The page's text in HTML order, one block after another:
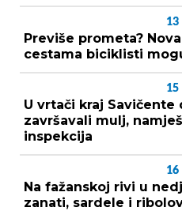
13
Previše prometa?
cestama biciklisti
15
U vrtači kraj Savičente
završavali mulj,
inspekcija
16
Na fažanskoj rivi u
zanati, sardele i